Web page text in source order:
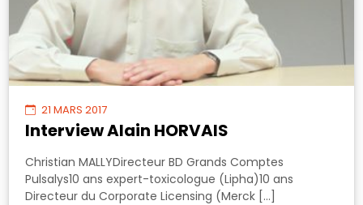
21 MARS 2017
Interview Alain HORVAIS
Christian MALLYDirecteur BD Grands Comptes
Pulsalys10 ans expert-toxicologue (Lipha)10 ans
Directeur du Corporate Licensing (Merck […]